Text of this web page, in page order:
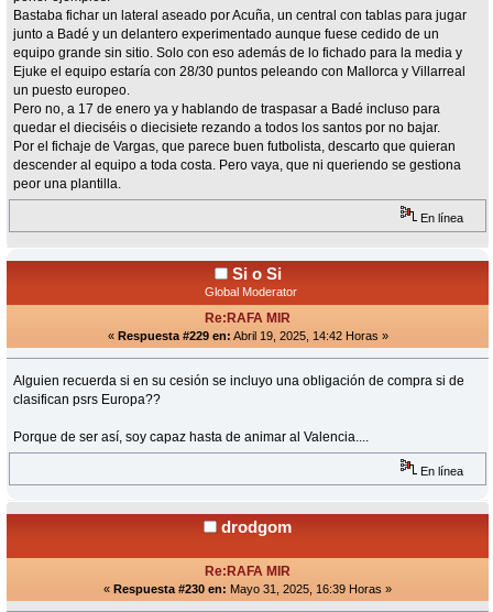
Bastaba fichar un lateral aseado por Acuña, un central con tablas para jugar
junto a Badé y un delantero experimentado aunque fuese cedido de un
equipo grande sin sitio. Solo con eso además de lo fichado para la media y
Ejuke el equipo estaría con 28/30 puntos peleando con Mallorca y Villarreal
un puesto europeo.
Pero no, a 17 de enero ya y hablando de traspasar a Badé incluso para
quedar el dieciséis o diecisiete rezando a todos los santos por no bajar.
Por el fichaje de Vargas, que parece buen futbolista, descarto que quieran
descender al equipo a toda costa. Pero vaya, que ni queriendo se gestiona
peor una plantilla.
En línea
Si o Si
Global Moderator
Re:RAFA MIR
« Respuesta #229 en: Abril 19, 2025, 14:42 Horas »
Alguien recuerda si en su cesión se incluyo una obligación de compra si de
clasifican psrs Europa??
Porque de ser así, soy capaz hasta de animar al Valencia....
En línea
drodgom
Re:RAFA MIR
« Respuesta #230 en: Mayo 31, 2025, 16:39 Horas »